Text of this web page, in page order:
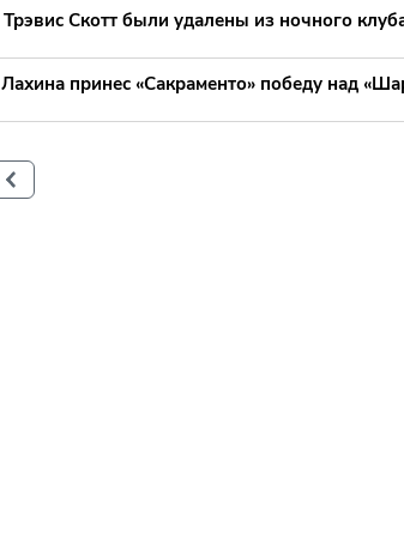
Трэвис Скотт были удалены из ночного
принес «Сакраменто» победу над